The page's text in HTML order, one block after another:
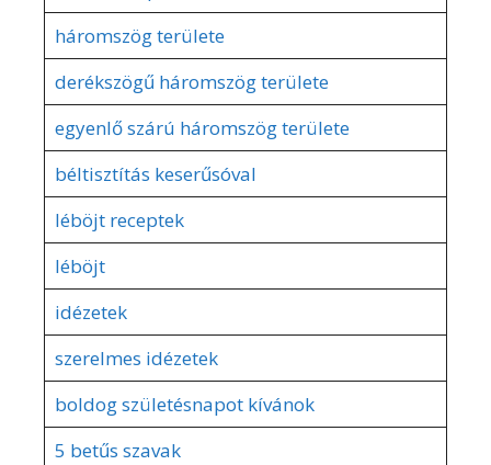
háromszög területe
derékszögű háromszög területe
egyenlő szárú háromszög területe
béltisztítás keserűsóval
léböjt receptek
léböjt
idézetek
szerelmes idézetek
boldog születésnapot kívánok
5 betűs szavak